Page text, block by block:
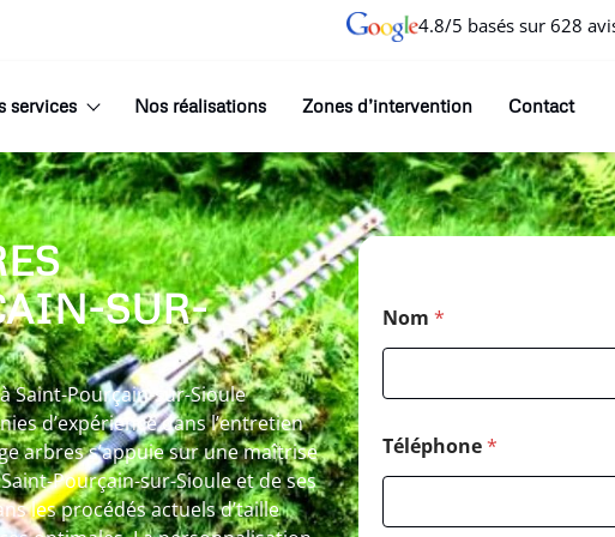
4.8/5 basés sur 628
services Nos réalisations Zones d’intervention Contact
SUR-
Saint-Pourçain-sur-Sioule
d’expérience dans l’entretien
arbres s’appuie sur une maîtrise
Pourçain-sur-Sioule et de ses
les procédés actuels d’taille
Nom *
Téléphone*